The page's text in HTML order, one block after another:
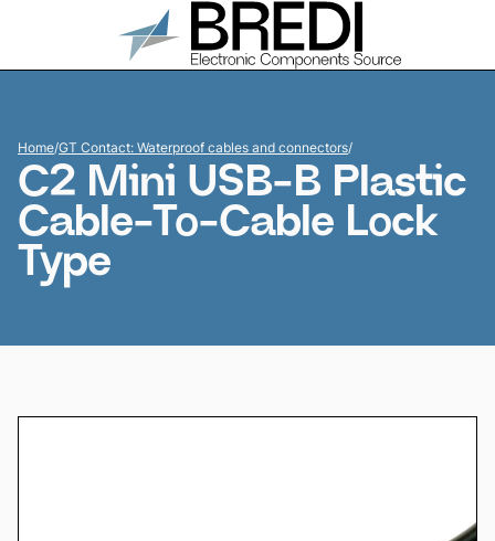
Home/GT Contact: Waterproof cables and connectors/
C2 Mini USB-B Plastic
Cable-To-Cable Lock
Type